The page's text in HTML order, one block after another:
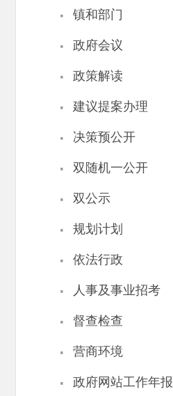
· 镇和部门
· 政府会议
· 政策解读
· 建议提案办理
· 决策预公开
· 双随机一公开
· 双公示
· 规划计划
· 依法行政
· 人事及事业招考
· 督查检查
· 营商环境
· 政府网站工作年报